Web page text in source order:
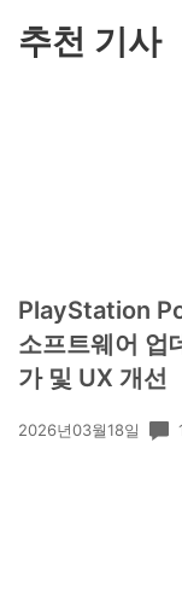
추천 기사
PlayStation
소프트웨어 업
가 및 UX 개선
공
2026년03월18일